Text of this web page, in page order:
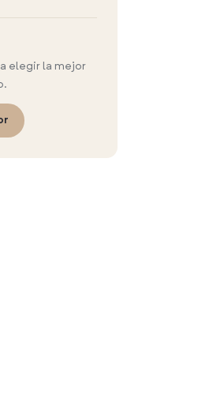
elegir la mejor